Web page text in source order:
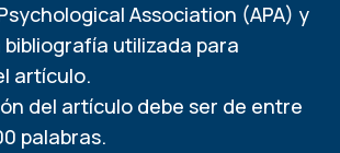
Association (APA) y
utilizada para
artículo.
del artículo debe ser de entre
palabras.